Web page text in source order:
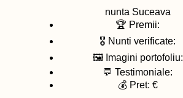
nunta Suceava
🏆 Premii:
🎖️ Nunti verificate:
🖼️ Imagini portofoliu:
💬 Testimoniale:
💰 Pret: €